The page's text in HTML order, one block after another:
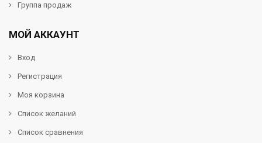
Группа продаж
МОЙ АККАУНТ
Вход
Регистрация
Моя корзина
Список желаний
Список сравнения